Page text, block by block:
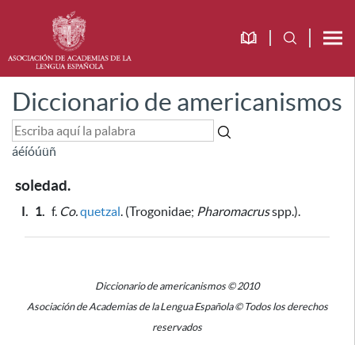
Diccionario de americanismos
áéíóúüñ
soledad.
I. 1. f. Co.quetzal. (Trogonidae; Pharomacrusspp.).
Diccionario de americanismos © 2010
Asociación de Academias de la Lengua Española © Todos los derechos
reservados